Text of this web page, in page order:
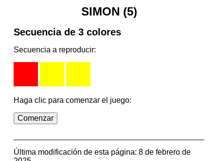
SIMON (5)
Secuencia de 3 colores
Secuencia a reproducir:
Haga clic para comenzar el juego:
Última modificación de esta página: 8 de febrero de